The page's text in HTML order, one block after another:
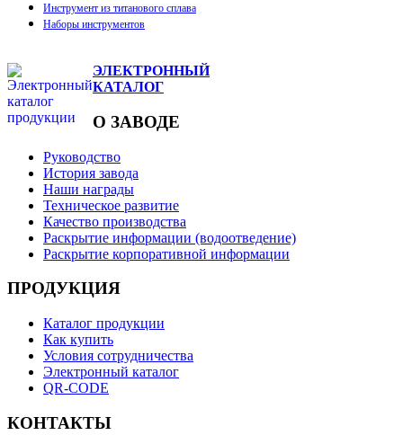
Инструмент из титанового сплава
Наборы инструментов
ЭЛЕКТРОННЫЙ
КАТАЛОГ
О ЗАВОДЕ
Руководство
История завода
Наши награды
Техническое развитие
Качество производства
Раскрытие информации (водоотведение)
Раскрытие корпоративной информации
ПРОДУКЦИЯ
Каталог продукции
Как купить
Условия сотрудничества
Электронный каталог
QR-CODE
КОНТАКТЫ